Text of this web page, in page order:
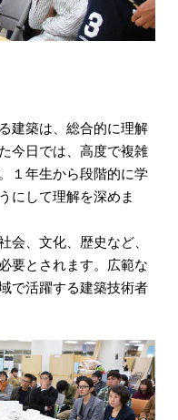
建築は、総合的に理解
今日では、高度で複雑
１年生から段階的に学
にして理解を深めま
会、文化、歴史など、
要とされます。広範な
で活躍する建築技術者